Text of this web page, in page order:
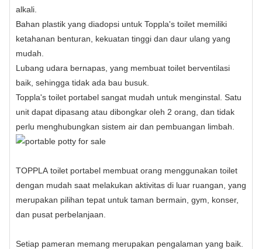
alkali.
Bahan plastik yang diadopsi untuk Toppla's toilet memiliki
ketahanan benturan, kekuatan tinggi dan daur ulang yang
mudah.
Lubang udara bernapas, yang membuat toilet berventilasi
baik, sehingga tidak ada bau busuk.
Toppla's toilet portabel sangat mudah untuk menginstal. Satu
unit dapat dipasang atau dibongkar oleh 2 orang, dan tidak
perlu menghubungkan sistem air dan pembuangan limbah.
TOPPLA toilet portabel membuat orang menggunakan toilet
dengan mudah saat melakukan aktivitas di luar ruangan, yang
merupakan pilihan tepat untuk taman bermain, gym, konser,
dan pusat perbelanjaan.
Setiap pameran memang merupakan pengalaman yang baik.